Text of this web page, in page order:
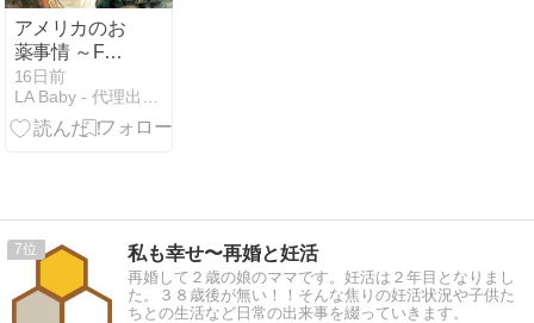
アメリカのお
薬事情 ～FDA
承認薬だから
安心？海外の
お薬を使う時
16日前
LA Baby - 代理出産 卵子提供エージェンシー
7 私も幸せ〜再婚と妊活
再婚して２歳の娘のママです。妊活は２年目となりまし
た。３８歳後が無い！！そんな焦りの妊活状況や子供た
ちとの生活など日常の出来事を綴っていきます。